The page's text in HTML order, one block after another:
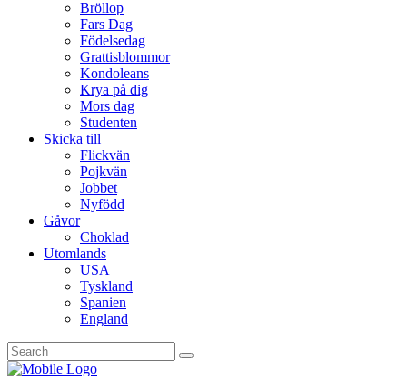
Bröllop
Fars Dag
Födelsedag
Grattisblommor
Kondoleans
Krya på dig
Mors dag
Studenten
Skicka till
Flickvän
Pojkvän
Jobbet
Nyfödd
Gåvor
Choklad
Utomlands
USA
Tyskland
Spanien
England